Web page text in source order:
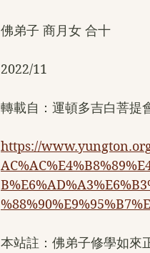
佛弟子 商月女 合十
2022/11
轉載自：運頓多吉白菩提
https://
本站註：佛弟子修學如來